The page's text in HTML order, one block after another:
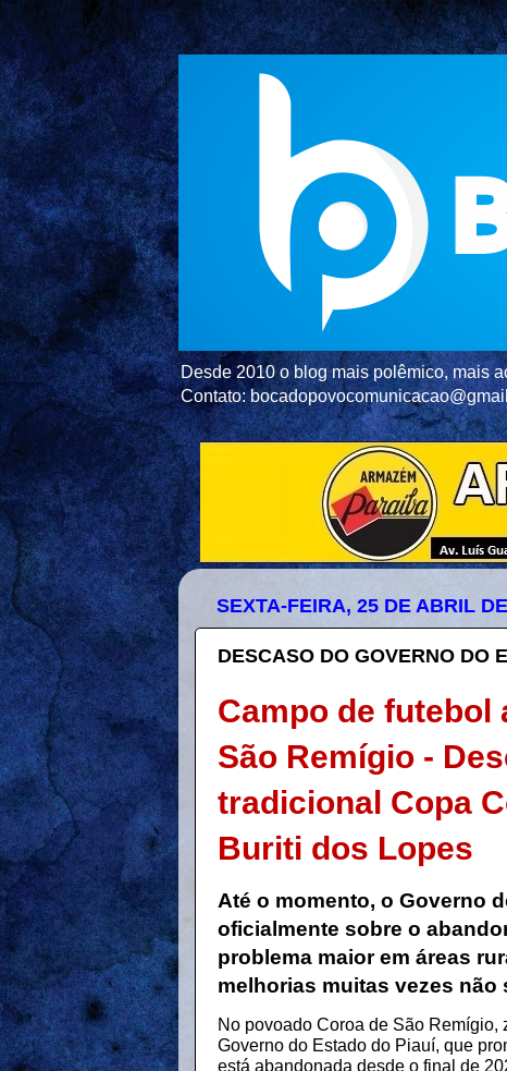
Desde 2010 o blog mais polêmico, mais
Contato:
SEXTA-FEIRA, 25 DE ABRIL
DESCASO DO GOVERNO DO
Campo de futebol
São Remígio -
tradicional Copa
Buriti dos Lopes
Até o momento, o Governo
oficialmente sobre o
problema maior em áreas
melhorias muitas vezes não
No povoado Coroa de São
Governo do Estado do Piauí, que
está abandonada desde o final de